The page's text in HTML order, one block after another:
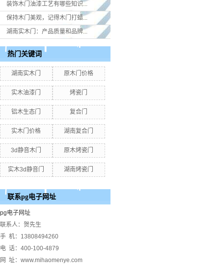
装饰木门油漆工艺有哪些知识...
保持木门美观，记得木门打蜡...
湖南实木门：产品质量和品牌...
热门关键词
湖南实木门 原木门价格
实木油漆门 烤瓷门
铝木生态门 复合门
实木门价格 湖南复合门
3d静音木门 原木烤瓷门
实木3d静音门 湖南烤瓷门
联系pg电子网址
pg电子网址
联系人：贺先生
手 机：13808494260
电 话：400-100-4879
网 址：www.mihaomenye.com